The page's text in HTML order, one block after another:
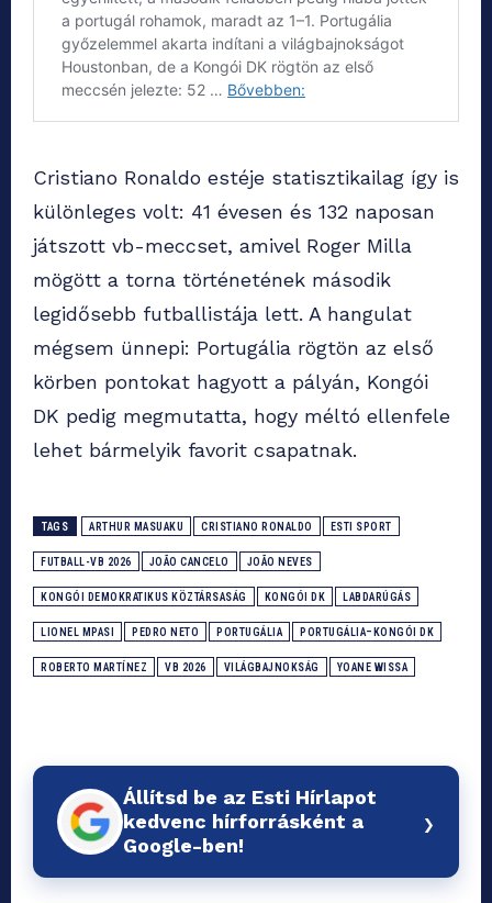
Cristiano Ronaldo estéje statisztikailag így is
különleges volt: 41 évesen és 132 naposan
játszott vb-meccset, amivel Roger Milla
mögött a torna történetének második
legidősebb futballistája lett. A hangulat
mégsem ünnepi: Portugália rögtön az első
körben pontokat hagyott a pályán, Kongói
DK pedig megmutatta, hogy méltó ellenfele
lehet bármelyik favorit csapatnak.
TAGS ARTHUR MASUAKU CRISTIANO RONALDO ESTI SPORT
FUTBALL-VB 2026 JOÃO CANCELO JOÃO NEVES
KONGÓI DEMOKRATIKUS KÖZTÁRSASÁG KONGÓI DK LABDARÚGÁS
LIONEL MPASI PEDRO NETO PORTUGÁLIA PORTUGÁLIA–KONGÓI DK
ROBERTO MARTÍNEZ VB 2026 VILÁGBAJNOKSÁG YOANE WISSA
Állítsd be az Esti Hírlapot
kedvenc hírforrásként a
Google-ben!
›